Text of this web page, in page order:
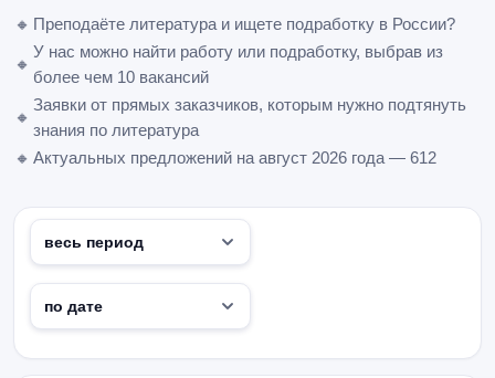
🔸 Преподаёте литература и ищете подработку в России?
🔸
У нас можно найти работу или подработку, выбрав из
более чем 10 вакансий
🔸
Заявки от прямых заказчиков, которым нужно подтянуть
знания по литература
🔸 Актуальных предложений на август 2026 года — 612